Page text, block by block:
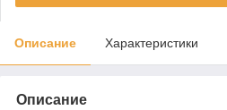
Описание Характеристики
Описание